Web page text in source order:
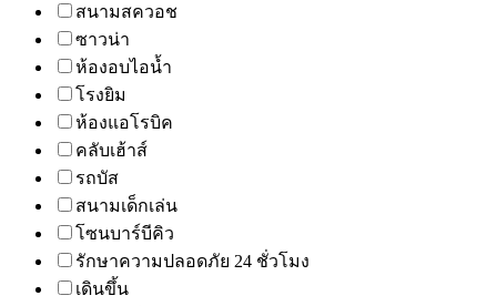
สนามสควอช
ซาวน่า
ห้องอบไอน้ำ
โรงยิม
ห้องแอโรบิค
คลับเฮ้าส์
รถบัส
สนามเด็กเล่น
โซนบาร์บีคิว
รักษาความปลอดภัย 24 ชั่วโมง
เดินขึ้น